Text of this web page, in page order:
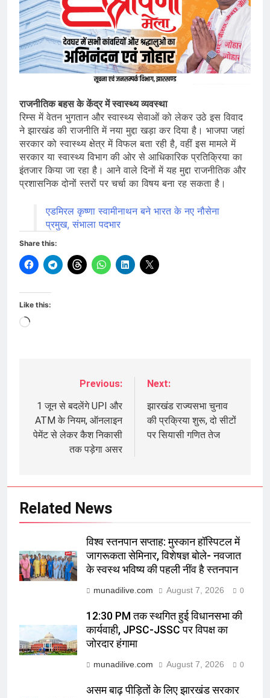
राजनीतिक बहस के केंद्र में स्वास्थ्य व्यवस्था
रिम्स में वेतन भुगतान और स्वास्थ्य सेवाओं को लेकर उठे इस विवाद
ने झारखंड की राजनीति में नया मुद्दा खड़ा कर दिया है। भाजपा जहां
सरकार को स्वास्थ्य क्षेत्र में विफल बता रही है, वहीं इस मामले में
सरकार या स्वास्थ्य विभाग की ओर से आधिकारिक प्रतिक्रिया का
इंतजार किया जा रहा है। आने वाले दिनों में यह मुद्दा राजनीतिक और
प्रशासनिक दोनों स्तरों पर चर्चा का विषय बना रह सकता है।
एडमिरल कृष्णा स्वामीनाथन बने भारत के नए नौसेना
प्रमुख, संभाला पदभार
Share this:
Like this:
Loading…
navigation
Previous:
1 जून से बदलेंगे UPI और
ATM के नियम, ऑनलाइन
पेमेंट से लेकर कैश निकासी
तक पड़ेगा असर
Next:
झारखंड राज्यसभा चुनाव
की प्रक्रिया शुरू, दो सीटों
पर सियासी गणित तेज
Related News
विश्व स्तनपान सप्ताह: मुस्कान हॉस्पिटल में
जागरूकता सेमिनार, विशेषज्ञ बोले- नवजात
के स्वस्थ भविष्य की पहली नींव है स्तनपान
munadilive.com August 7, 2026 0
12:30 PM तक स्थगित हुई विधानसभा की
कार्यवाही, JPSC-JSSC पर विपक्ष का
जोरदार हंगामा
munadilive.com August 7, 2026 0
असम बाढ़ पीड़ितों के लिए झारखंड सरकार